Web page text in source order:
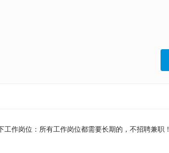
作岗位：所有工作岗位都需要长期的，不招聘兼职！